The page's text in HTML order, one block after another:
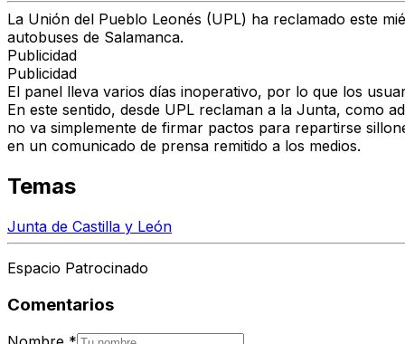
La Unión del Pueblo Leonés (UPL) ha reclamado este
autobuses de Salamanca.
Publicidad
Publicidad
El panel lleva varios días inoperativo, por lo que los
En este sentido, desde UPL reclaman a la Junta, como
no va simplemente de firmar pactos para repartirse
en un comunicado de prensa remitido a los medios.
Temas
Junta de Castilla y León
Espacio Patrocinado
Comentarios